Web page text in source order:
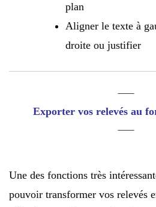
plan
Aligner le texte à
droite ou justifier
Exporter vos relevés au
Une des fonctions très
pouvoir transformer vos relevés